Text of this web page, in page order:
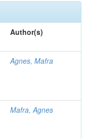
Author(s)
Agnes, Mafra
Mafra, Agnes